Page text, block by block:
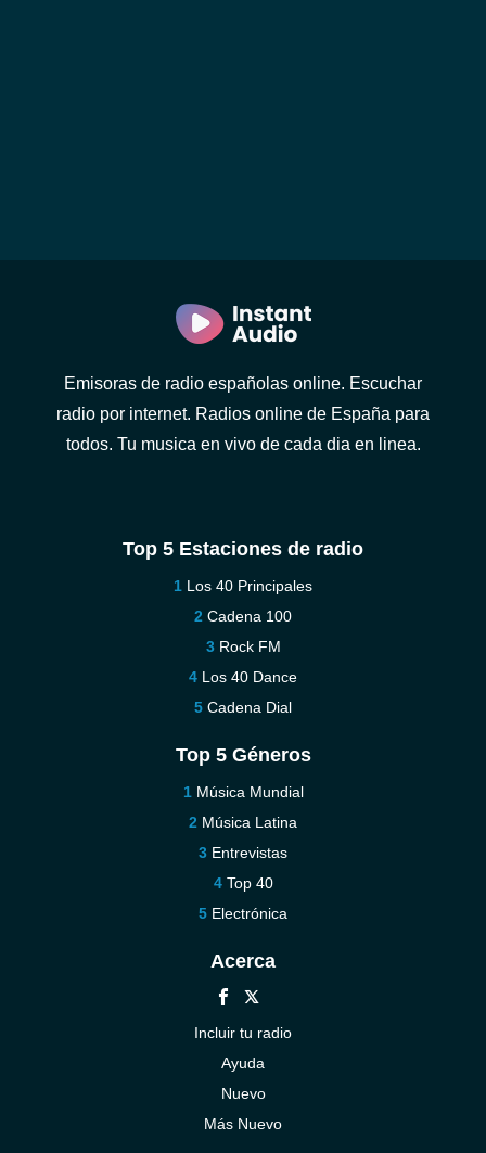
Emisoras de radio españolas online. Escuchar
radio por internet. Radios online de España para
todos. Tu musica en vivo de cada dia en linea.
Top 5 Estaciones de radio
Los 40 Principales
Cadena 100
Rock FM
Los 40 Dance
Cadena Dial
Top 5 Géneros
Música Mundial
Música Latina
Entrevistas
Top 40
Electrónica
Acerca
Incluir tu radio
Ayuda
Nuevo
Más Nuevo